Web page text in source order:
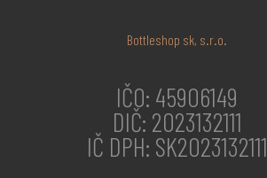
Bottleshop sk, s.r.o.
IČO: 45906149
DIČ: 2023132111
IČ DPH: SK2023132111